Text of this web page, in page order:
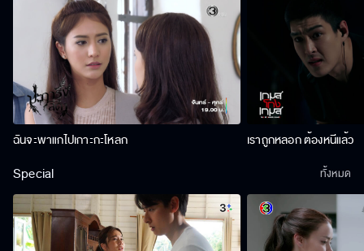
ฉันจะพาแกไปเกาะกะโหลก เราถูกหลอก ต้องหนีแล้ว
Special ทั้งหมด